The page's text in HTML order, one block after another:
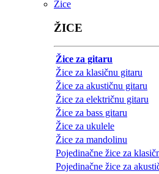
Žice
ŽICE
Žice za gitaru
Žice za klasičnu gitaru
Žice za akustičnu gitaru
Žice za električnu gitaru
Žice za bass gitaru
Žice za ukulele
Žice za mandolinu
Pojedinačne žice za
Pojedinačne žice za